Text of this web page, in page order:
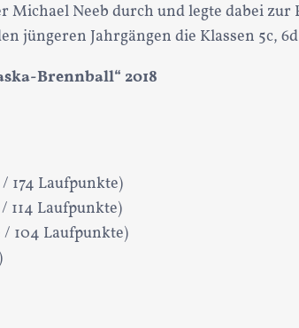
Michael Neeb durch und legte dabei
jüngeren Jahrgängen die Klassen 5c,
Brennball“ 2018
174 Laufpunkte)
114 Laufpunkte)
/ 104 Laufpunkte)